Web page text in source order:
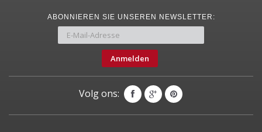
ABONNIEREN SIE UNSEREN NEWSLETTER:
Anmelden
Volg ons: